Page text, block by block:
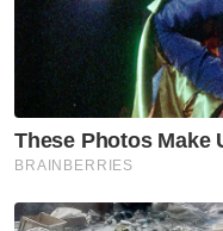
KPDNHEP
Saifuddin Nasution